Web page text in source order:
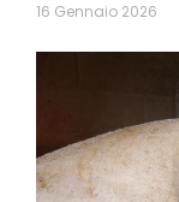
16 Gennaio 2026